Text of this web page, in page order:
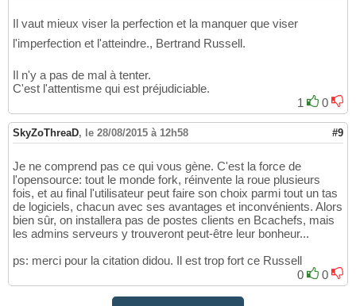
Il vaut mieux viser la perfection et la manquer que viser
l'imperfection et l'atteindre., Bertrand Russell.
Il n'y a pas de mal à tenter.
C'est l'attentisme qui est préjudiciable.
1
0
SkyZoThreaD, le 28/08/2015 à 12h58 #9
Je ne comprend pas ce qui vous gène. C'est la force de
l'opensource: tout le monde fork, réinvente la roue plusieurs
fois, et au final l'utilisateur peut faire son choix parmi tout un tas
de logiciels, chacun avec ses avantages et inconvénients. Alors
bien sûr, on installera pas de postes clients en Bcachefs, mais
les admins serveurs y trouveront peut-être leur bonheur...
ps: merci pour la citation didou. Il est trop fort ce Russell
0
0